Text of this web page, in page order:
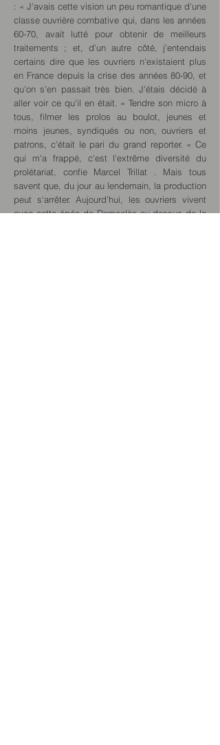
: « J'avais cette vision un peu romantique d'une
classe ouvrière combative qui, dans les années
60-70, avait lutté pour obtenir de meilleurs
traitements ; et, d'un autre côté, j'entendais
certains dire que les ouvriers n'existaient plus
en France depuis la crise des années 80-90, et
qu'on s'en passait très bien. J'étais décidé à
aller voir ce qu'il en était. » Tendre son micro à
tous, filmer les prolos au boulot, jeunes et
moins jeunes, syndiqués ou non, ouvriers et
patrons, c'était le pari du grand reporter. « Ce
qui m'a frappé, c'est l'extrême diversité du
prolétariat, confie Marcel Trillat . Mais tous
savent que, du jour au lendemain, la production
peut s'arrêter. Aujourd'hui, les ouvriers vivent
avec cette épée de Damoclès au-dessus de la